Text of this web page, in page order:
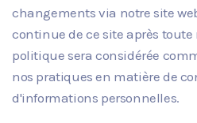
changements via notre site
continue de ce site après
politique sera considérée
nos pratiques en matière de
d'informations personnelles.